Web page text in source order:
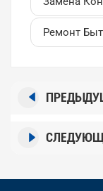
Ремонт